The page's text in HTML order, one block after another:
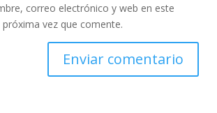
correo electrónico y web en este
vez que comente.